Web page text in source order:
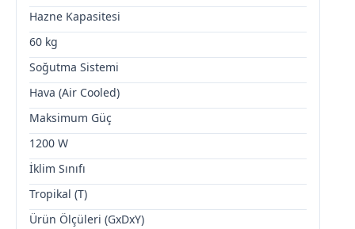
Hazne Kapasitesi
60 kg
Soğutma Sistemi
Hava (Air Cooled)
Maksimum Güç
1200 W
İklim Sınıfı
Tropikal (T)
Ürün Ölçüleri (GxDxY)